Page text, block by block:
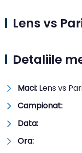
Lens vs
Detaliile
Maci: Lens vs
Campionat:
Data:
Ora: